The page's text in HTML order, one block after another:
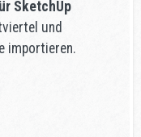
SketchUp
und
importieren.